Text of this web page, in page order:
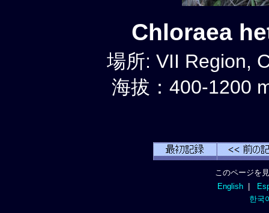
Chloraea
場所: VII Region,
海拔：400-1200
このページを
English|
한국